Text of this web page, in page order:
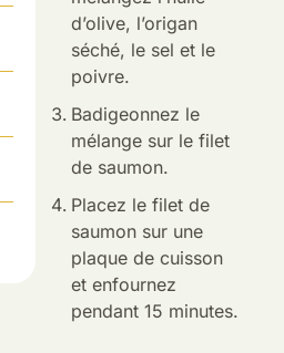
d’olive, l’origan
séché, le sel et le
poivre.
Badigeonnez le
mélange sur le filet
de saumon.
Placez le filet de
saumon sur une
plaque de cuisson
et enfournez
pendant 15 minutes.